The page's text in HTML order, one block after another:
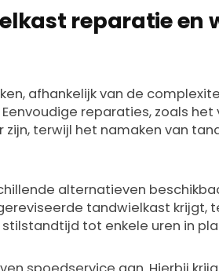
reparatie en
afhankelijk van de
reparaties, zoals het
terwijl het namaken van
alternatieven
tandwielkast krijgt,
tot enkele uren in